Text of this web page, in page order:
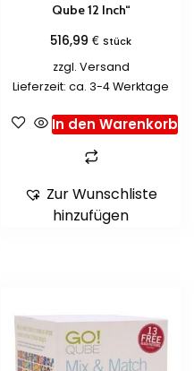
Qube 12 Inch“
516,99€ Stück
zzgl. Versand
Lieferzeit: ca. 3-4 Werktage
In den Warenkorb
Zur Wunschliste
hinzufügen